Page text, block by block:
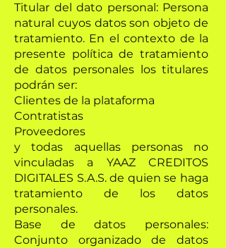
Titular del dato personal: Persona
natural cuyos datos son objeto de
tratamiento. En el contexto de la
presente política de tratamiento
de datos personales los titulares
podrán ser:
Clientes de la plataforma
Contratistas
Proveedores
y todas aquellas personas no
vinculadas a YAAZ CREDITOS
DIGITALES S.A.S. de quien se haga
tratamiento de los datos
personales.
Base de datos personales:
Conjunto organizado de datos